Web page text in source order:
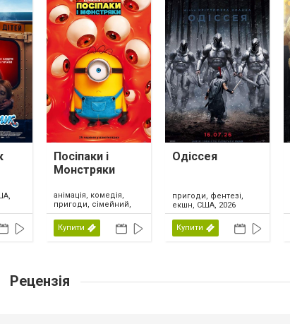
Посіпаки і
Монстряки
анімація, комедія,
пригоди, сімейний,
США, 2026
Купити
Одіссея
пригоди, фентезі,
екшн, США, 2026
Купити
Рецензія